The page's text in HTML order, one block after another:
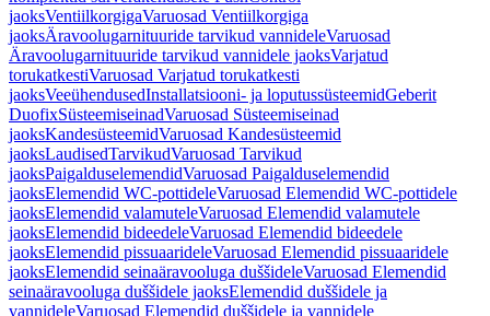
jaoksVentiilkorgigaVaruosad Ventiilkorgiga
jaoksÄravoolugarnituuride tarvikud vannideleVaruosad
Äravoolugarnituuride tarvikud vannidele jaoksVarjatud
torukatkestiVaruosad Varjatud torukatkesti
jaoksVeeühendusedInstallatsiooni- ja loputussüsteemidGeberit
DuofixSüsteemiseinadVaruosad Süsteemiseinad
jaoksKandesüsteemidVaruosad Kandesüsteemid
jaoksLaudisedTarvikudVaruosad Tarvikud
jaoksPaigalduselemendidVaruosad Paigalduselemendid
jaoksElemendid WC-pottideleVaruosad Elemendid WC-pottidele
jaoksElemendid valamuteleVaruosad Elemendid valamutele
jaoksElemendid bideedeleVaruosad Elemendid bideedele
jaoksElemendid pissuaarideleVaruosad Elemendid pissuaaridele
jaoksElemendid seinaäravooluga duššideleVaruosad Elemendid
seinaäravooluga duššidele jaoksElemendid duššidele ja
vannideleVaruosad Elemendid duššidele ja vannidele